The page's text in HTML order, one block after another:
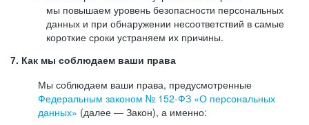
мы повышаем уровень безопасности персональных
данных и при обнаружении несоответствий в самые
короткие сроки устраняем их причины.
7. Как мы соблюдаем ваши права
Мы соблюдаем ваши права, предусмотренные
Федеральным законом № 152-ФЗ «О персональных
данных» (далее — Закон), а именно: